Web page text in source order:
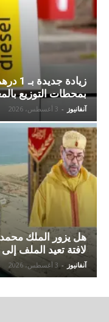
بمحطات التوزيع
آنفانيوز - 3 أغسطس، 2026
هل يزور الملك
لافتة تعيد الملف
آنفانيوز - 3 أغسطس، 2026